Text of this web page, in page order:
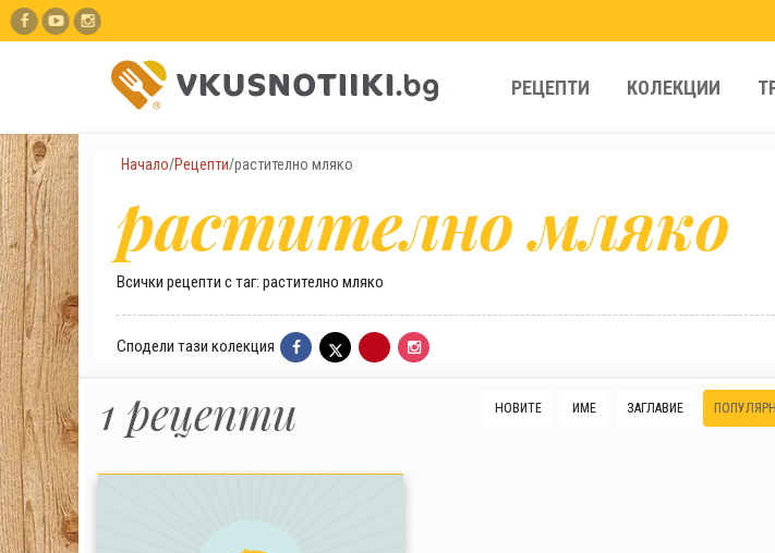
РЕЦЕПТИ КОЛЕКЦИИ
Начало/Рецепти/растително мляко
растително мляко
Всички рецепти с таг: растително мляко
Сподели тази колекция
1 рецепти НОВИТЕ ИМЕ ЗАГЛАВИЕ